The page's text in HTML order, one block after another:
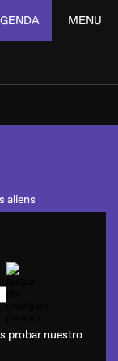
MENU
aliens
probar nuestro